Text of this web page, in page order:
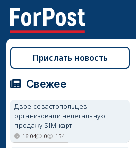
Прислать новость
Свежее
Двое севастопольцев
организовали нелегальную
продажу SIM-карт
16:04 0 154